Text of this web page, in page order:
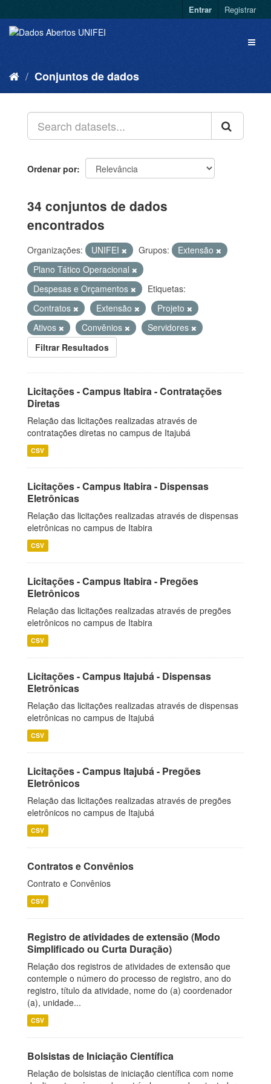
Entrar Registrar
Conjuntos de dados
Ordenar por
34 conjuntos de dados
encontrados
Organizações: UNIFEI Grupos:
Extensão
Plano Tático Operacional
Despesas e Orçamentos
Etiquetas:
Contratos
Extensão
Projeto
Ativos
Convênios
Servidores
Filtrar Resultados
Licitações - Campus Itabira - Contratações
Diretas
Relação das licitações realizadas através de
contratações diretas no campus de Itajubá
CSV
Licitações - Campus Itabira - Dispensas
Eletrônicas
Relação das licitações realizadas através de dispensas
eletrônicas no campus de Itabira
CSV
Licitações - Campus Itabira - Pregões
Eletrônicos
Relação das licitações realizadas através de pregões
eletrônicos no campus de Itabira
CSV
Licitações - Campus Itajubá - Dispensas
Eletrônicas
Relação das licitações realizadas através de dispensas
eletrônicas no campus de Itajubá
CSV
Licitações - Campus Itajubá - Pregões
Eletrônicos
Relação das licitações realizadas através de pregões
eletrônicos no campus de Itajubá
CSV
Contratos e Convênios
Contrato e Convênios
CSV
Registro de atividades de extensão (Modo
Simplificado ou Curta Duração)
Relação dos registros de atividades de extensão que
contemple o número do processo de registro, ano do
registro, título da atividade, nome do (a) coordenador
(a), unidade...
CSV
Bolsistas de Iniciação Científica
Relação de bolsistas de iniciação científica com nome